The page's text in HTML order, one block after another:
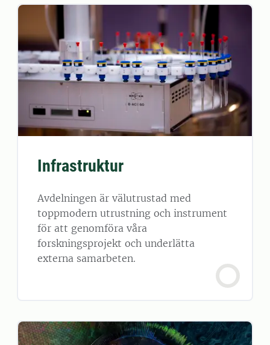
Infrastruktur
Avdelningen är välutrustad med
toppmodern utrustning och instrument
för att genomföra våra
forskningsprojekt och underlätta
externa samarbeten.